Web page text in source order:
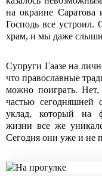
на окраине
Господь все устроил.
храм, и мы даже
Супруги Гаазе на
что православные
можно поиграть.
частью
уклад, который на
жизни все же
Сегодня они уже и не